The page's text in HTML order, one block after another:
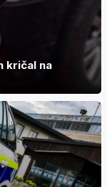
kričal na